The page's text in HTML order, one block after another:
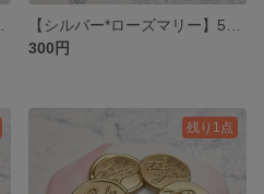
300円
残り1点